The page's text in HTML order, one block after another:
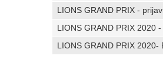
LIONS GRAND PRIX -
LIONS GRAND PRIX 2020
LIONS GRAND PRIX 2020-